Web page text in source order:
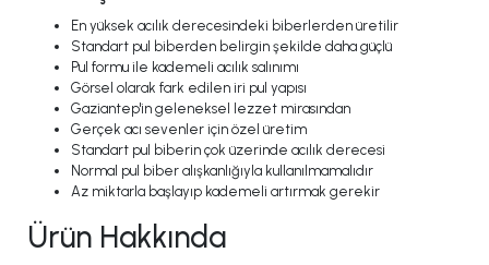
En yüksek acılık derecesindeki biberlerden üretilir
Standart pul biberden belirgin şekilde daha güçlü
Pul formu ile kademeli acılık salınımı
Görsel olarak fark edilen iri pul yapısı
Gaziantep'in geleneksel lezzet mirasından
Gerçek acı sevenler için özel üretim
Standart pul biberin çok üzerinde acılık derecesi
Normal pul biber alışkanlığıyla kullanılmamalıdır
Az miktarla başlayıp kademeli artırmak gerekir
Ürün Hakkında